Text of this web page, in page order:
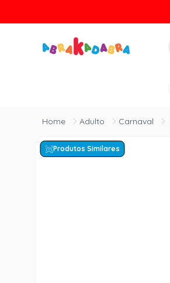
Adulto Carnaval
Produtos Similares